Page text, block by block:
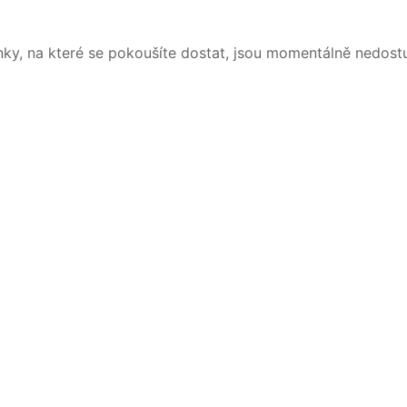
na které se pokoušíte dostat, jsou momentálně